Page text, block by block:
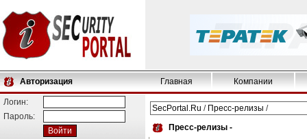
Авторизация Главная Компании
Логин:
Пароль:
SecPortal.Ru / Пресс-релизы /
Пресс-релизы -